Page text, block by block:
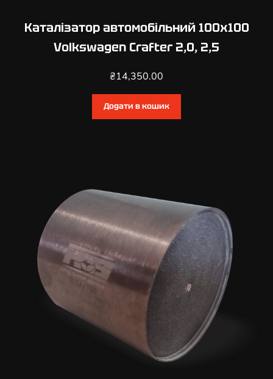
Каталізатор автомобільний 100х100
Volkswagen Crafter 2,0, 2,5
₴14,350.00
Додати в кошик